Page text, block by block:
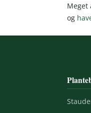
Meget
og